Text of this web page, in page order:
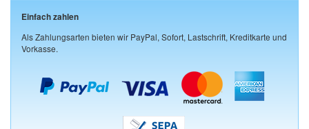
Einfach zahlen
Als Zahlungsarten bieten wir PayPal, Sofort, Lastschrift, Kreditkarte und
Vorkasse.